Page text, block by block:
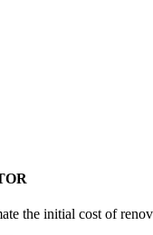
the initial cost of